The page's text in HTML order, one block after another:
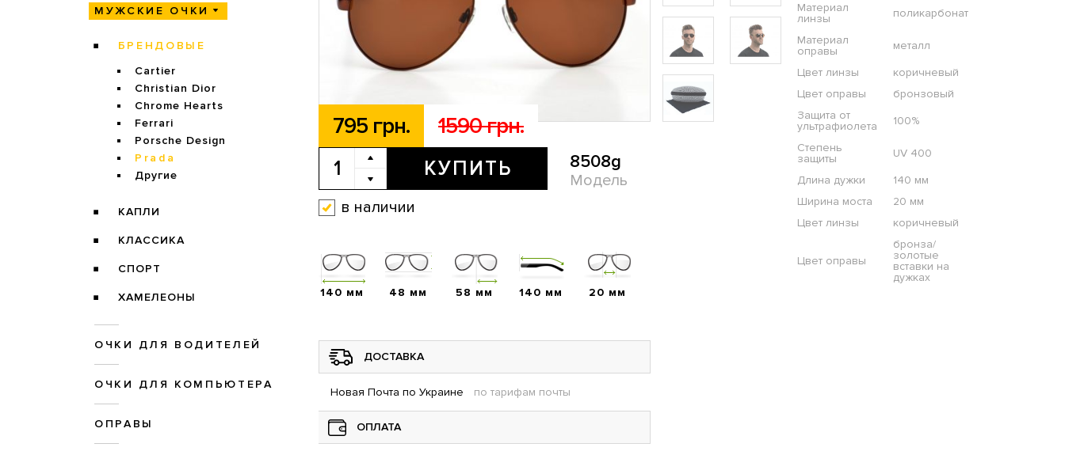
МУЖСКИЕ ОЧКИ
БРЕНДОВЫЕ
Cartier
Christian Dior
Chrome Hearts
Ferrari
Porsche Design
Prada
Другие
КАПЛИ
КЛАССИКА
СПОРТ
ХАМЕЛЕОНЫ
ОЧКИ ДЛЯ ВОДИТЕЛЕЙ
ОЧКИ ДЛЯ КОМПЬЮТЕРА
ОПРАВЫ
795 грн. 1590 грн.
КУПИТЬ 8508g
Модель
в наличии
Материал
линзы
поликарбонат
Материал
оправы
металл
Цвет линзы
коричневый
Цвет оправы
бронзовый
Защита от
ультрафиолета
100%
Степень
защиты
UV 400
Длина дужки
140 мм
Ширина моста
20 мм
Цвет линзы
коричневый
Цвет оправы
бронза/
золотые
вставки на
дужках
140 мм
48 мм 58 мм 140 мм 20 мм
ДОСТАВКА
Новая Почта по Украине по тарифам почты
ОПЛАТА